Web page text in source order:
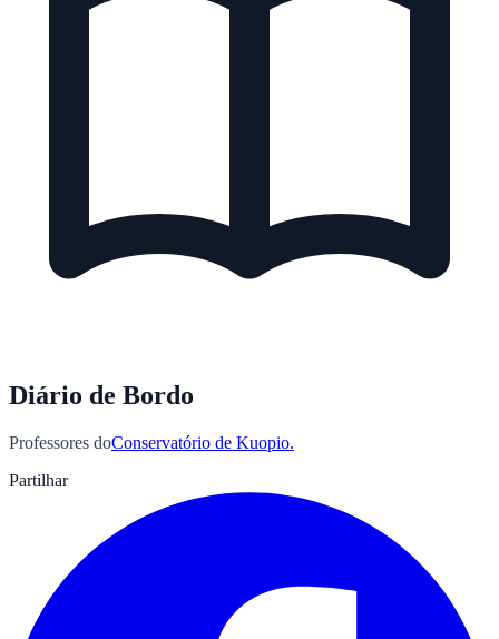
Diário de Bordo
Professores doConservatório de Kuopio.
Partilhar